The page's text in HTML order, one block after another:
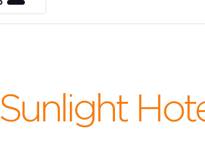
Sunlight